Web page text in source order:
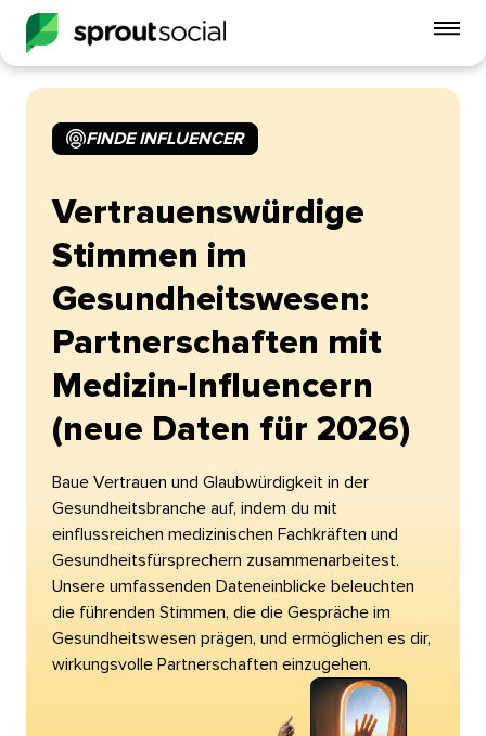
FINDE INFLUENCER​​
Vertrauenswürdige
Stimmen im
Gesundheitswesen:
Partnerschaften mit
Medizin-Influencern
(neue Daten für 2026)​​
Baue Vertrauen und Glaubwürdigkeit in der
Gesundheitsbranche auf, indem du mit
einflussreichen medizinischen Fachkräften und
Gesundheitsfürsprechern zusammenarbeitest.
Unsere umfassenden Dateneinblicke beleuchten
die führenden Stimmen, die die Gespräche im
Gesundheitswesen prägen, und ermöglichen es dir,
wirkungsvolle Partnerschaften einzugehen.​​